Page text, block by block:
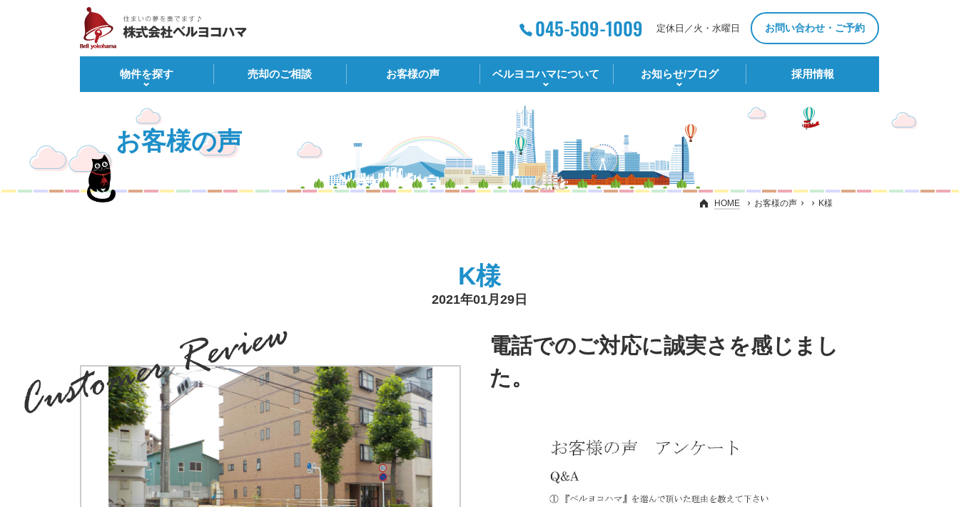
定休日／火・水曜日 お問い合わせ・ご予約
物件を探す 売却のご相談 お客様の声 ベルヨコハマについて お知らせ/ブログ 採⽤情報
お客様の声
HOME お客様の声 K様
K様
2021年01月29日
電話でのご対応に誠実さを感じまし
た。